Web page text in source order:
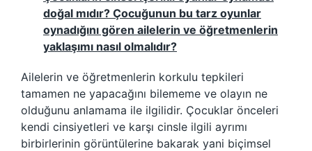
doğal mıdır? Çocuğunun bu tarz oyunlar
oynadığını gören ailelerin ve öğretmenlerin
yaklaşımı nasıl olmalıdır?
Ailelerin ve öğretmenlerin korkulu tepkileri
tamamen ne yapacağını bilememe ve olayın ne
olduğunu anlamama ile ilgilidir. Çocuklar önceleri
kendi cinsiyetleri ve karşı cinsle ilgili ayrımı
birbirlerinin görüntülerine bakarak yani biçimsel